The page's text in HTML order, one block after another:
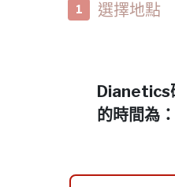
1 選擇地點
Dianetics
的時間為：